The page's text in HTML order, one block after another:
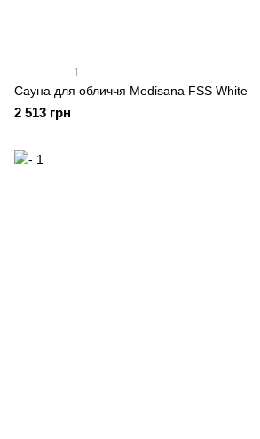
1
Сауна для обличчя Medisana FSS White
2 513 грн